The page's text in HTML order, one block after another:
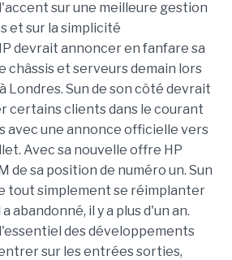
sur une meilleure gestion
et sur la simplicité
devrait annoncer en fanfare sa
châssis et serveurs demain lors
Londres. Sun de son côté devrait
certains clients dans le courant
avec une annonce officielle vers
Avec sa nouvelle offre HP
de sa position de numéro un. Sun
tout simplement se réimplanter
abandonné, il y a plus d'un an.
l'essentiel des développements
sur les entrées sorties,